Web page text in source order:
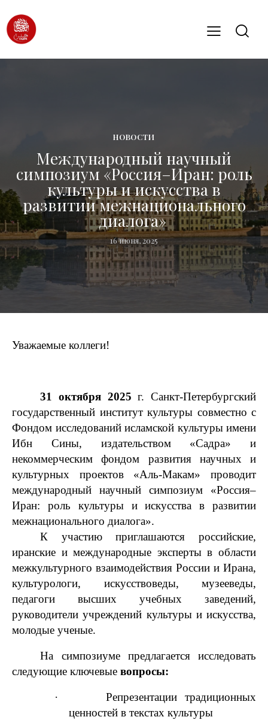
НОВОСТИ
Международный научный
симпозиум «Россия–Иран: роль
культуры и искусства в
развитии межнационального
диалога»
16 июня, 2025
Уважаемые коллеги!
31 октября 2025 г. Санкт-Петербургский
государственный институт культуры совместно с
Фондом исследований исламской культуры имени
Ибн Сины, издательством «Садра» и
некоммерческим фондом развития научных и
культурных проектов «Аль-Макам» проводит
международный научный симпозиум «Россия–
Иран: роль культуры и искусства в развитии
межнационального диалога».
К участию приглашаются российские,
иранские и международные эксперты в области
межкультурного взаимодействия России и Ирана,
культурологи, искусствоведы, музееведы,
педагоги высших учебных заведений,
руководители учреждений культуры и искусства,
молодые ученые.
На симпозиуме предлагается исследовать
следующие ключевые вопросы:
·
Репрезентации традиционных
ценностей в текстах культуры